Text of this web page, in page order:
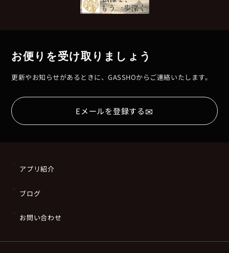
お便りを受け取りましょう
更新やお知らせがあるときに、GASSHOからご連絡いたします。
Eメールを登録する✉
アプリ紹介
ブログ
お問い合わせ